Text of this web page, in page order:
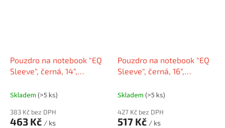
Pouzdro na notebook "EQ
Sleeve", černá, 14“,
KENSINGTON K60394WW
Skladem (>5 ks)
383 Kč bez DPH
463 Kč / ks
Pouzdro na notebook "EQ
Sleeve", černá, 16“,
KENSINGTON K60395WW
Skladem (>5 ks)
427 Kč bez DPH
517 Kč / ks